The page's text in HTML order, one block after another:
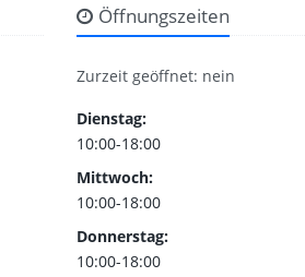
Öffnungszeiten
Zurzeit geöffnet: nein
Dienstag:
10:00-18:00
Mittwoch:
10:00-18:00
Donnerstag:
10:00-18:00